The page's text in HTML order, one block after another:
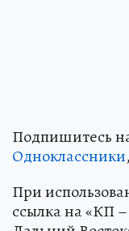
Подпишитесь
Одноклассники,
При
ссылка на «КП